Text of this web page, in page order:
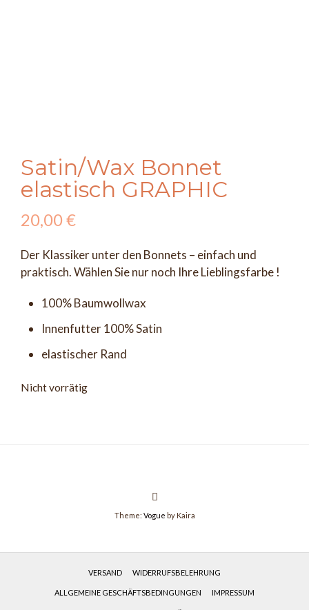
Satin/Wax Bonnet
elastisch GRAPHIC
20,00€
Der Klassiker unter den Bonnets – einfach und
praktisch. Wählen Sie nur noch Ihre Lieblingsfarbe !
100% Baumwollwax
Innenfutter 100% Satin
elastischer Rand
Nicht vorrätig
Theme: Vogue by Kaira
VERSAND WIDERRUFSBELEHRUNG
ALLGEMEINE GESCHÄFTSBEDINGUNGEN IMPRESSUM